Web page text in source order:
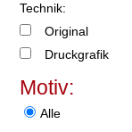
Technik:
Original
Druckgrafik
Motiv:
Alle